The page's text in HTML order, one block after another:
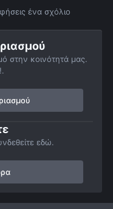
ένα σχόλιο
στην κοινότητά μας.
εδώ.